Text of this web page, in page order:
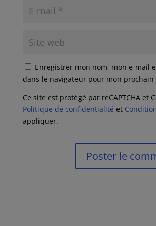
Enregistrer mon nom, mon e-mail
dans le navigateur pour mon
Ce site est protégé par reCAPTCHA et
Politique de confidentialité et
appliquer.